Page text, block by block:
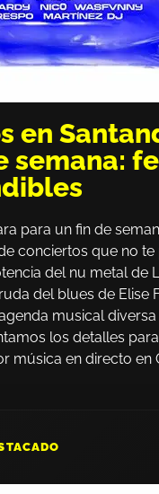
en
semana:
para un fin de
conciertos que no te
del nu metal de
del blues de Elise
musical
los detalles
música en directo en